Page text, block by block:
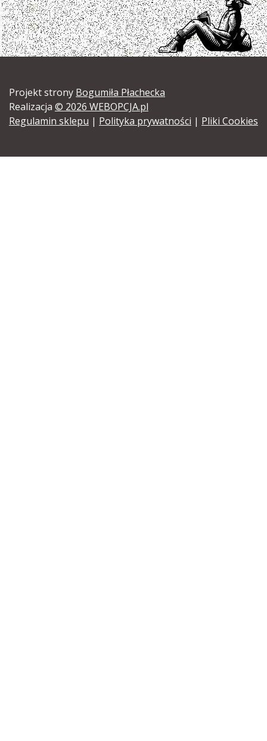
Projekt strony Bogumiła Płachecka
Realizacja © 2026 WEBOPCJA.pl
Regulamin sklepu | Polityka prywatności | Pliki Cookies